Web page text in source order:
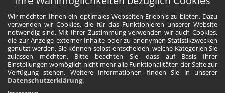
Wir möchten Ihnen ein optimales Webseiten-Erlebnis zu bieten. Dazu
verwenden wir Cookies, die für das Funktionieren unserer Website
notwendig sind. Mit Ihrer Zustimmung verwenden wir auch Cookies,
die zur Anzeige externer Inhalte oder zu anonymen Statistikzwecken
genutzt werden. Sie können selbst entscheiden, welche Kategorien Sie
zulassen möchten. Bitte beachten Sie, dass auf Basis Ihrer
Einstellungen womöglich nicht mehr alle Funktionalitäten der Seite zur
Verfügung stehen. Weitere Informationen finden Sie in unserer
Datenschutzerklärung.